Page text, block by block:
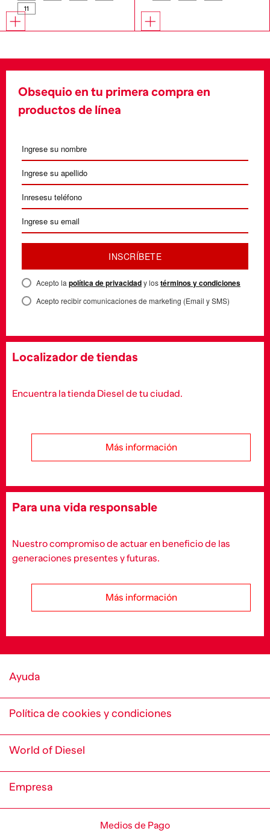
11
Obsequio en tu primera compra en
productos de línea
INSCRÍBETE
Acepto la política de privacidady lostérminos y condiciones
Acepto recibir comunicaciones de marketing (Email y SMS)
Localizador de tiendas
Encuentra la tienda Diesel de tu ciudad.
Más información
Para una vida responsable
Nuestro compromiso de actuar en beneficio de las
generaciones presentes y futuras.
Más información
Ayuda
Política de cookies y condiciones
World of Diesel
Empresa
Medios de Pago